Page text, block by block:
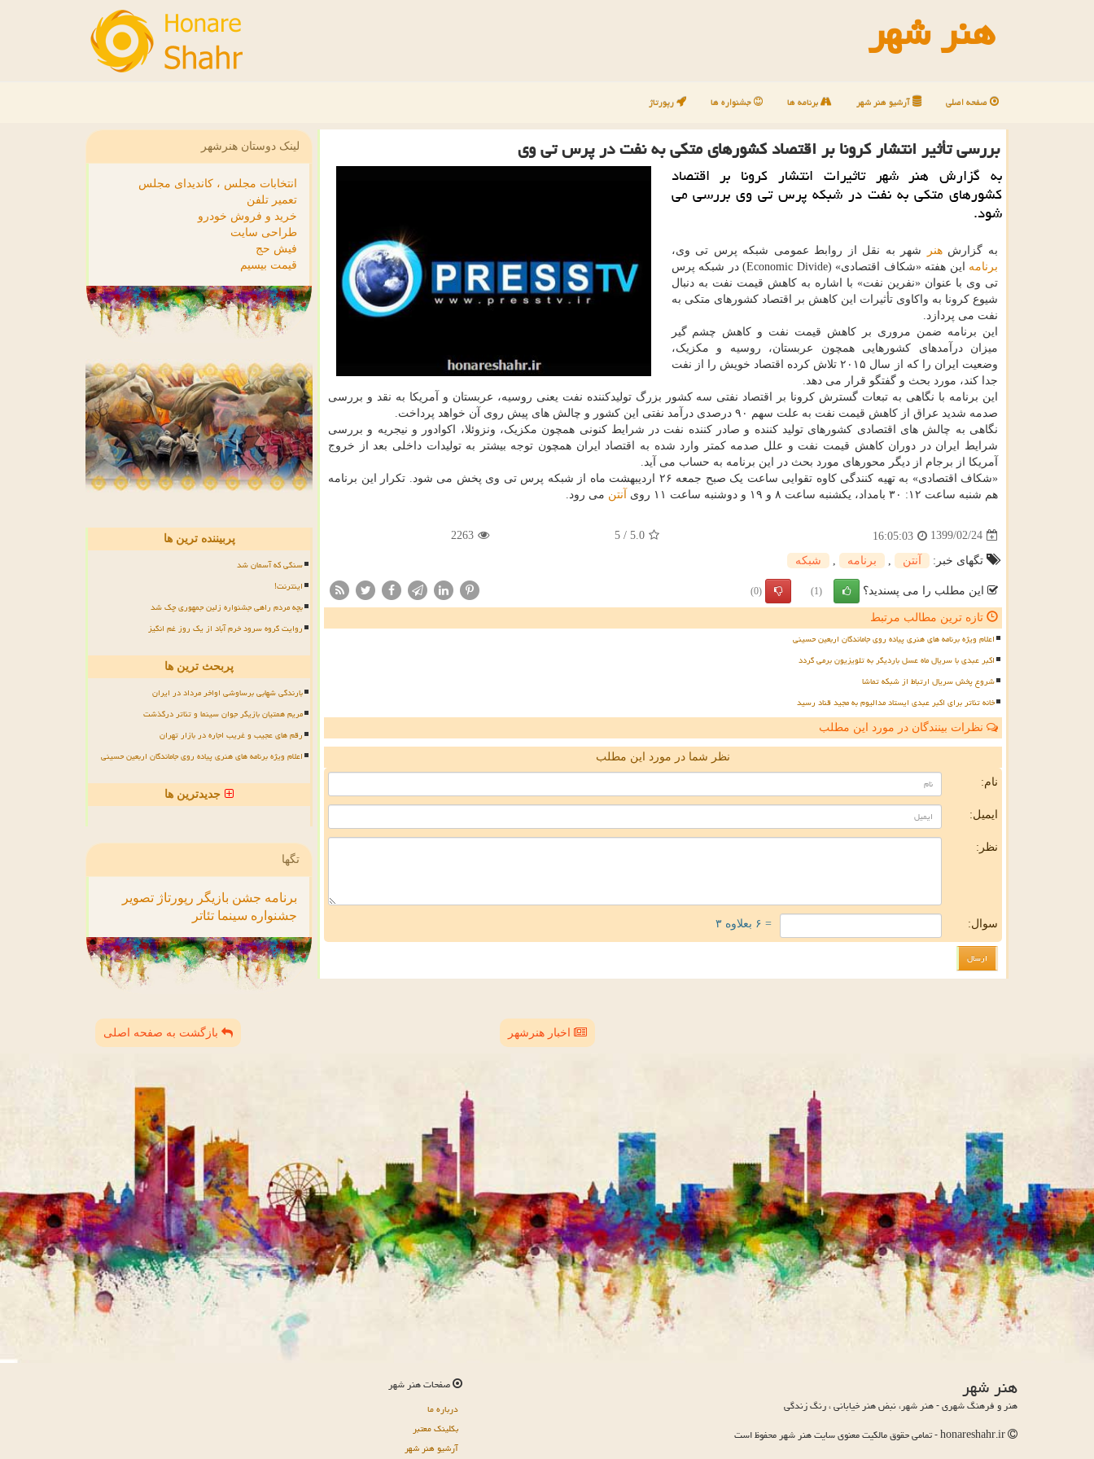
هنر شهر
صفحه اصلی آرشیو هنر شهر برنامه ها جشنواره ها رپورتاژ
بررسی تأثیر انتشار كرونا بر اقتصاد كشورهای متكی به نفت در پرس تی وی
به گزارش هنر شهر تاثیرات انتشار كرونا بر اقتصاد
كشورهای متكی به نفت در شبكه پرس تی وی بررسی می
شود.
به گزارشهنر
شهر به نقل از روابط عمومی شبکه پرس تی وی،
برنامه
این هفته «شکاف اقتصادی» (Economic Divide) در شبکه پرس
تی وی با عنوان «نفرین نفت» با اشاره به کاهش قیمت نفت به دنبال
شیوع کرونا به واکاوی تأثیرات این کاهش بر اقتصاد کشورهای متکی به
نفت می پردازد.
این برنامه ضمن مروری بر کاهش قیمت نفت و کاهش چشم گیر
میزان درآمدهای کشورهایی همچون عربستان، روسیه و مکزیک،
وضعیت ایران را که از سال ۲۰۱۵ تلاش کرده اقتصاد خویش را از نفت
جدا کند، مورد بحث و گفتگو قرار می دهد.
این برنامه با نگاهی به تبعات گسترش کرونا بر اقتصاد نفتی سه کشور بزرگ تولیدکننده نفت یعنی روسیه، عربستان و آمریکا به نقد و بررسی
صدمه شدید عراق از کاهش قیمت نفت به علت سهم ۹۰ درصدی درآمد نفتی این کشور و چالش های پیش روی آن خواهد پرداخت.
نگاهی به چالش های اقتصادی کشورهای تولید کننده و صادر کننده نفت در شرایط کنونی همچون مکزیک، ونزوئلا، اکوادور و نیجریه و بررسی
شرایط ایران در دوران کاهش قیمت نفت و علل صدمه کمتر وارد شده به اقتصاد ایران همچون توجه بیشتر به تولیدات داخلی بعد از خروج
آمریکا از برجام از دیگر محورهای مورد بحث در این برنامه به حساب می آید.
«شکاف اقتصادی» به تهیه کنندگی کاوه تقوایی ساعت یک صبح جمعه ۲۶ اردیبهشت ماه از شبکه پرس تی وی پخش می شود. تکرار این برنامه
هم شنبه ساعت ۱۲: ۳۰ بامداد، یکشنبه ساعت ۸ و ۱۹ و دوشنبه ساعت ۱۱ روی
آنتن می رود.
1399/02/24
16:05:03
5.0
/
5
2263
تگهای خبر: آنتن برنامه شبكه
این مطلب را می پسندید؟ (1)
(0)
تازه ترین مطالب مرتبط
اعلام ویژه برنامه های هنری پیاده روی جاماندگان اربعین حسینی
اکبر عبدی با سریال ماه عسل باردیگر به تلویزیون برمی گردد
شروع پخش سریال ارتباط از شبکه تماشا
خانه تئاتر برای اکبر عبدی ایستاد مدالیوم به مجید قناد رسید
نظرات بینندگان در مورد این مطلب
نظر شما در مورد این مطلب
نام:
ایمیل:
نظر:
سوال: = ۶ بعلاوه ۳
لینک دوستان هنرشهر
انتخابات مجلس ، کاندیدای مجلس
تعمیر تلفن
خرید و فروش خودرو
طراحی سایت
فیش حج
قیمت بیسیم
پربیننده ترین ها
سنگی که آسمان شد
اینترنت!
بچه مردم راهی جشنواره زلین جمهوری چک شد
روایت گروه سرود خرم آباد از یک روز غم انگیز
پربحث ترین ها
بارندگی شهابی برساوشی اواخر مرداد در ایران
مریم همتیان بازیگر جوان سینما و تئاتر درگذشت
رقم های عجیب و غریب اجاره در بازار تهران
اعلام ویژه برنامه های هنری پیاده روی جاماندگان اربعین حسینی
جدیدترین ها
تگها
برنامه جشن بازیگر رپورتاژ تصویر
جشنواره سینما تئاتر
اخبار هنرشهر بازگشت به صفحه اصلی
هنر شهر
هنر و فرهنگ شهری - هنر شهر، نبض هنر خیابانی ، رنگ زندگی
صفحات هنر شهر
درباره ما
بکلینک معتبر
آرشیو هنر شهر